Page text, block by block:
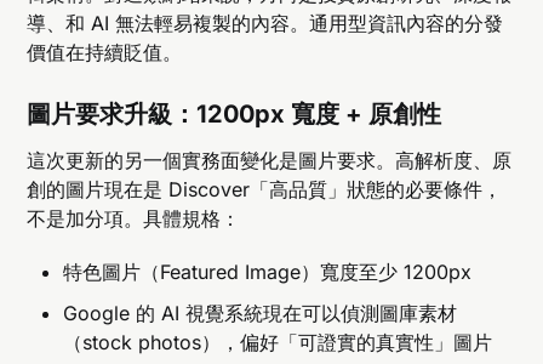
導、和 AI 無法輕易複製的內容。通用型資訊內容的分發
價值在持續貶值。
圖片要求升級：1200px 寬度 + 原創性
這次更新的另一個實務面變化是圖片要求。高解析度、原
創的圖片現在是 Discover「高品質」狀態的必要條件，
不是加分項。具體規格：
特色圖片（Featured Image）寬度至少 1200px
Google 的 AI 視覺系統現在可以偵測圖庫素材
（stock photos），偏好「可證實的真實性」圖片